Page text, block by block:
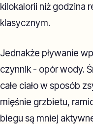
kilokalorii niż godzina
klasycznym.
Jednakże pływanie
czynnik - opór wody.
całe ciało w sposób
mięśnie grzbietu,
biegu są mniej